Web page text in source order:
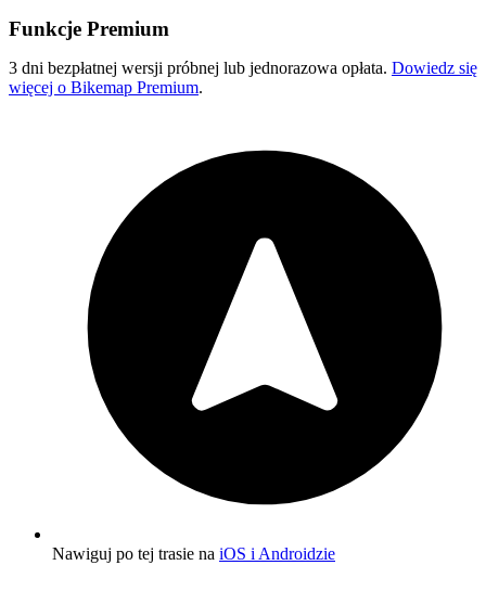
Funkcje Premium
3 dni bezpłatnej wersji próbnej lub jednorazowa opłata. Dowiedz się
więcej o Bikemap Premium.
Nawiguj po tej trasie na iOS i Androidzie